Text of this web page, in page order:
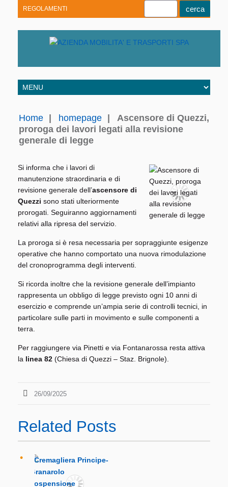
REGOLAMENTI
Home homepage
Ascensore di Quezzi,
proroga dei lavori legati alla revisione
generale di legge
Si informa che i lavori di
manutenzione straordinaria e di
revisione generale dell’ascensore di
Quezzi sono stati ulteriormente
prorogati. Seguiranno aggiornamenti
relativi alla ripresa del servizio.
La proroga si è resa necessaria per sopraggiunte esigenze
operative che hanno comportato una nuova rimodulazione
del cronoprogramma degli interventi.
Si ricorda inoltre che la revisione generale dell’impianto
rappresenta un obbligo di legge previsto ogni 10 anni di
esercizio e comprende un’ampia serie di controlli tecnici, in
particolare sulle parti in movimento e sulle componenti a
terra.
Per raggiungere via Pinetti e via Fontanarossa resta attiva
la linea 82 (Chiesa di Quezzi – Staz. Brignole).
26/09/2025
Related Posts